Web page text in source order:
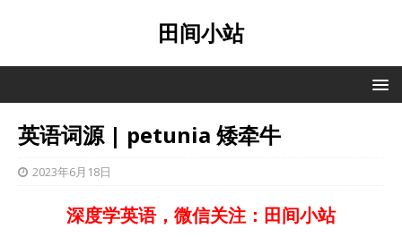
田间小站
英语词源 | petunia 矮牵牛
2023年6月18日
深度学英语，微信关注：田间小站